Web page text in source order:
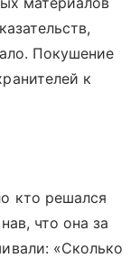
Покушение
к
кто решался
что она за
«Сколько